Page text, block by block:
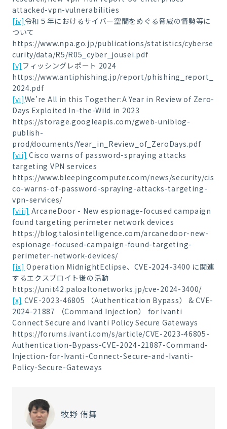
attacked-vpn-vulnerabilities
[iv]令和５年におけるサイバー空間をめぐる脅威の情勢等に
ついて
https://www.npa.go.jp/publications/statistics/cyberse
curity/data/R5/R05_cyber_jousei.pdf
[v] フィッシングレポート 2024
https://www.antiphishing.jp/report/phishing_report_
2024.pdf
[vi]We’re All in this Together:A Year in Review of Zero-
Days Exploited In-the-Wild in 2023
https://storage.googleapis.com/gweb-uniblog-
publish-
prod/documents/Year_in_Review_of_ZeroDays.pdf
[vii] Cisco warns of password-spraying attacks
targeting VPN services
https://www.bleepingcomputer.com/news/security/cis
co-warns-of-password-spraying-attacks-targeting-
vpn-services/
[viii] ArcaneDoor - New espionage-focused campaign
found targeting perimeter network devices
https://blog.talosintelligence.com/arcanedoor-new-
espionage-focused-campaign-found-targeting-
perimeter-network-devices/
[ix] Operation MidnightEclipse、CVE-2024-3400 に関連
するエクスプロイト後の活動
https://unit42.paloaltonetworks.jp/cve-2024-3400/
[x] CVE-2023-46805 （Authentication Bypass） & CVE-
2024-21887 （Command Injection） for Ivanti
Connect Secure and Ivanti Policy Secure Gateways
https://forums.ivanti.com/s/article/CVE-2023-46805-
Authentication-Bypass-CVE-2024-21887-Command-
Injection-for-Ivanti-Connect-Secure-and-Ivanti-
Policy-Secure-Gateways
牧野 侑舞